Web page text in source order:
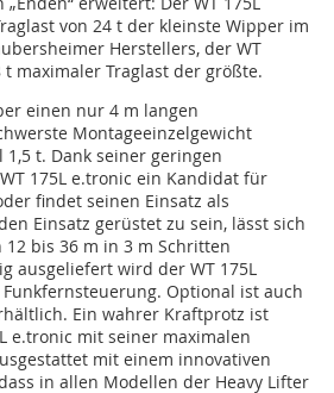
von 24 t der kleinste Wipper im
Herstellers, der WT
maximaler Traglast der größte.
einen nur 4 m langen
Montageeinzelgewicht
t. Dank seiner geringen
175L e.tronic ein Kandidat für
findet seinen Einsatz als
Einsatz gerüstet zu sein, lässt sich
bis 36 m in 3 m Schritten
ausgeliefert wird der WT 175L
Optional ist auch
Ein wahrer Kraftprotz ist
e.tronic mit seiner maximalen
mit einem innovativen
in allen Modellen der Heavy Lifter